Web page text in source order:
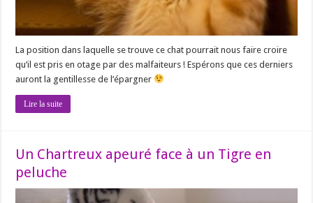
La position dans laquelle se trouve ce chat pourrait nous faire croire
qu’il est pris en otage par des malfaiteurs ! Espérons que ces derniers
auront la gentillesse de l’épargner
Lire la suite
Un Chartreux apeuré face à un Tigre en
peluche